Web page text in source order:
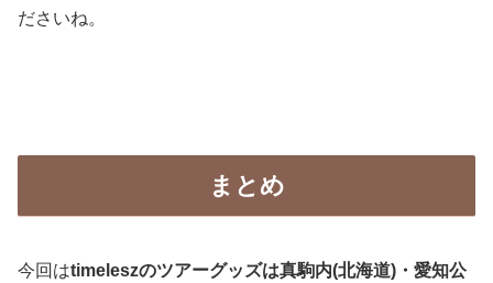
ださいね。
まとめ
今回はtimeleszのツアーグッズは真駒内(北海道)・愛知公